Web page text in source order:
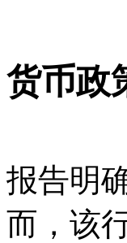
货币政
报告明
而，该